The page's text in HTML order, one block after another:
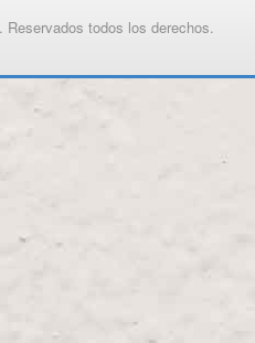
todos los derechos.